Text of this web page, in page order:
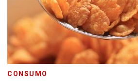
CONSUMO